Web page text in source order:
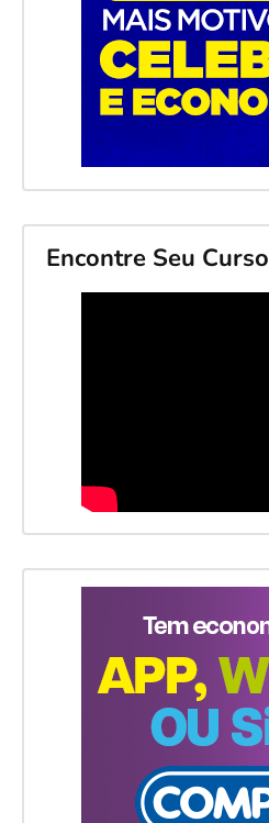
Encontre Seu Curso